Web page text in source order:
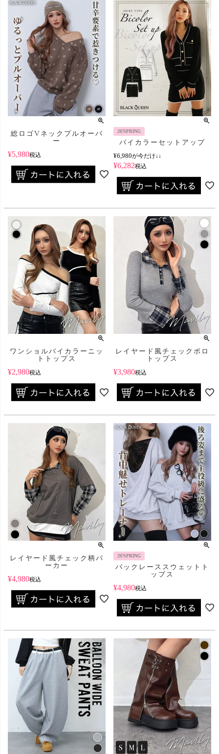
総ロゴVネックプルオーバ
ー
¥5,980税込
26'SPRING
バイカラーセットアップ
¥6,980が今だけ↓↓
¥6,282税込
ワンショルバイカラーニッ
トトップス
¥2,980税込
レイヤード風チェックポロ
トップス
¥3,980税込
レイヤード風チェック柄パ
ーカー
¥4,980税込
26'SPRING
バックレーススウェットト
ップス
¥4,980税込